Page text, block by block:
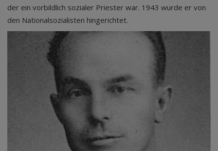
der ein vorbildlich sozialer Priester war. 1943 wurde er von
den Nationalsozialisten hingerichtet.